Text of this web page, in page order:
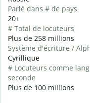
Parlé dans # de pays
20+
# Total de locuteurs
Plus de 258 millions
Système d'écriture /
Cyrillique
# Locuteurs comme
seconde
Plus de 100 millions